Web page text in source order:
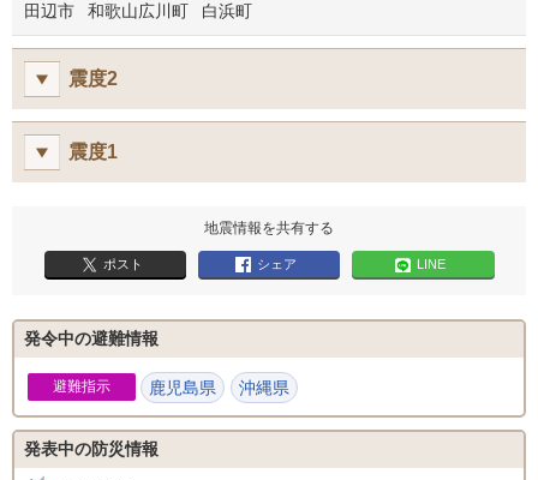
田辺市
和歌山広川町 白浜町
震度2
震度1
地震情報を共有する
ポスト シェア LINE
発令中の避難情報
避難指示 鹿児島県 沖縄県
発表中の防災情報